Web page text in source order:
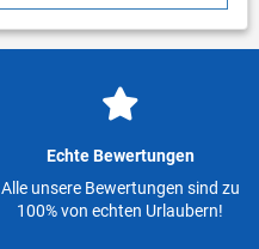
Echte Bewertungen
Alle unsere Bewertungen sind zu
100% von echten Urlaubern!